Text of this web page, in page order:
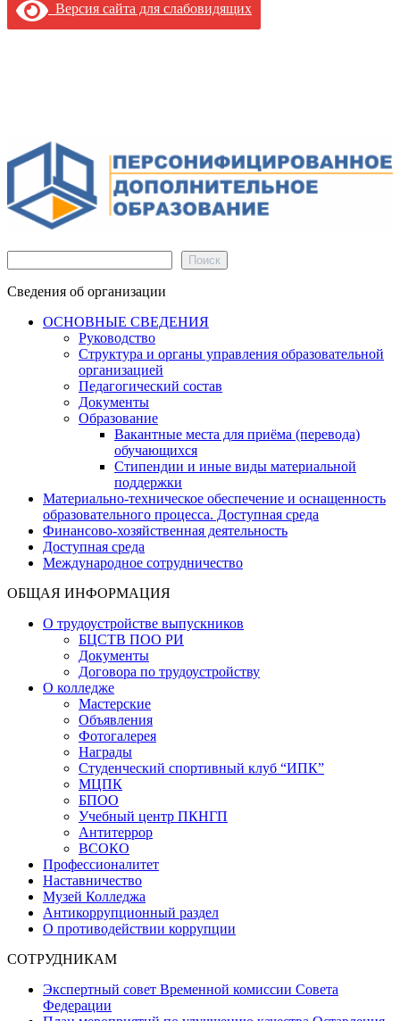
Версия сайта для слабовидящих
Поиск
Сведения об организации
ОСНОВНЫЕ СВЕДЕНИЯ
Руководство
Структура и органы управления образовательной
организацией
Педагогический состав
Документы
Образование
Вакантные места для приёма (перевода)
обучающихся
Стипендии и иные виды материальной
поддержки
Материально-техническое обеспечение и оснащенность
образовательного процесса. Доступная среда
Финансово-хозяйственная деятельность
Доступная среда
Международное сотрудничество
ОБЩАЯ ИНФОРМАЦИЯ
О трудоустройстве выпускников
БЦСТВ ПОО РИ
Документы
Договора по трудоустройству
О колледже
Мастерские
Объявления
Фотогалерея
Награды
Студенческий спортивный клуб “ИПК”
МЦПК
БПОО
Учебный центр ПКНГП
Антитеррор
ВСОКО
Профессионалитет
Наставничество
Музей Колледжа
Антикоррупционный раздел
О противодействии коррупции
СОТРУДНИКАМ
Экспертный совет Временной комиссии Совета
Федерации